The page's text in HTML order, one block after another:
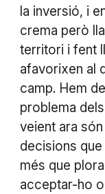
la inversió, i
crema però
territori i fent
afavorixen al
camp. Hem
problema
veient ara
decisions
més que
acceptar-ho